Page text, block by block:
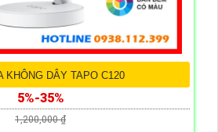
KHÔNG DÂY TAPO C120
5%-35%
1,200,000 ₫